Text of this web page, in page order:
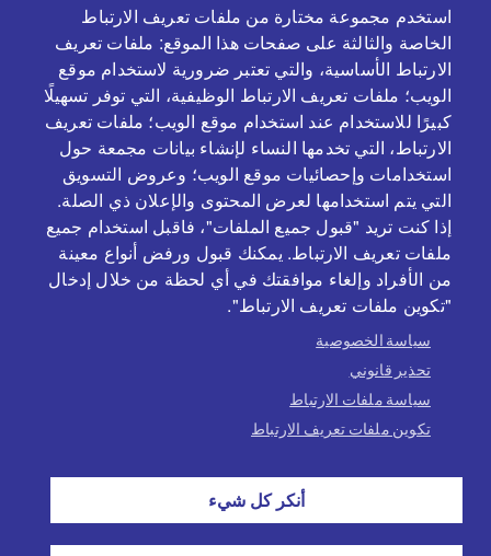
بالتعاون و بدعم من
PEU
Avís legal
Política de cookies
Política de privacitat
استخدم مجموعة مختارة من ملفات تعريف الارتباط
الخاصة والثالثة على صفحات هذا الموقع: ملفات تعريف
الارتباط الأساسية، والتي تعتبر ضرورية لاستخدام موقع
الويب؛ ملفات تعريف الارتباط الوظيفية، التي توفر تسهيلًا
كبيرًا للاستخدام عند استخدام موقع الويب؛ ملفات تعريف
الارتباط، التي تخدمها النساء لإنشاء بيانات مجمعة حول
استخدامات وإحصائيات موقع الويب؛ وعروض التسويق
التي يتم استخدامها لعرض المحتوى والإعلان ذي الصلة.
إذا كنت تريد "قبول جميع الملفات"، فاقبل استخدام جميع
ملفات تعريف الارتباط. يمكنك قبول ورفض أنواع معينة
من الأفراد وإلغاء موافقتك في أي لحظة من خلال إدخال
"تكوين ملفات تعريف الارتباط".
سياسة الخصوصية
تحذير قانوني
سياسة ملفات الارتباط
تكوين ملفات تعريف الارتباط
أنكر كل شيء